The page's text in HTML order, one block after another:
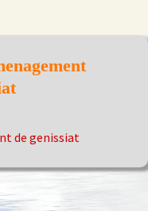
de genissiat